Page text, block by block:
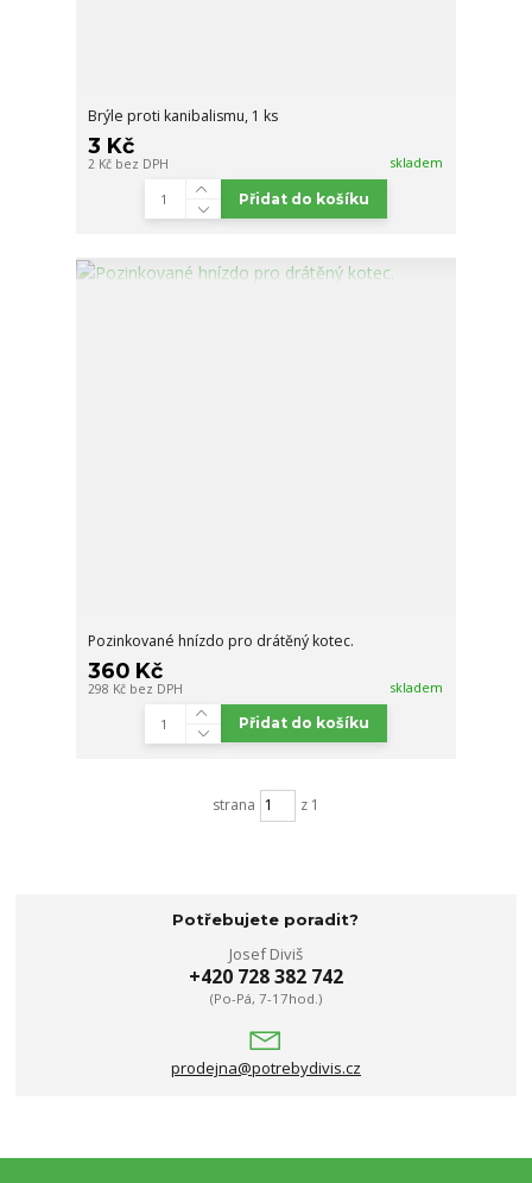
Brýle proti kanibalismu, 1 ks
3 Kč
2 Kč bez DPH skladem
Přidat do košíku
Pozinkované hnízdo pro drátěný kotec.
360 Kč
298 Kč bez DPH skladem
Přidat do košíku
strana z 1
Potřebujete poradit?
Josef Diviš
+420 728 382 742
(Po-Pá, 7-17hod.)
prodejna@potrebydivis.cz